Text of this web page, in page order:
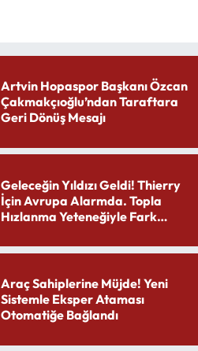
Artvin Hopaspor Başkanı Özcan
Çakmakçıoğlu’ndan Taraftara
Geri Dönüş Mesajı
Geleceğin Yıldızı Geldi! Thierry
İçin Avrupa Alarmda. Topla
Hızlanma Yeteneğiyle Fark
Araç Sahiplerine Müjde! Yeni
Sistemle Eksper Ataması
Otomatiğe Bağlandı